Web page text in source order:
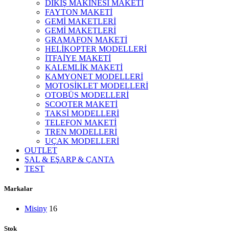
DİKİŞ MAKİNESİ MAKETİ
FAYTON MAKETİ
GEMİ MAKETLERİ
GEMİ MAKETLERİ
GRAMAFON MAKETİ
HELİKOPTER MODELLERİ
İTFAİYE MAKETİ
KALEMLİK MAKETİ
KAMYONET MODELLERİ
MOTOSİKLET MODELLERİ
OTOBÜS MODELLERİ
SCOOTER MAKETİ
TAKSİ MODELLERİ
TELEFON MAKETİ
TREN MODELLERİ
UÇAK MODELLERİ
OUTLET
ŞAL & EŞARP & ÇANTA
TEST
Markalar
Misiny 16
Stok